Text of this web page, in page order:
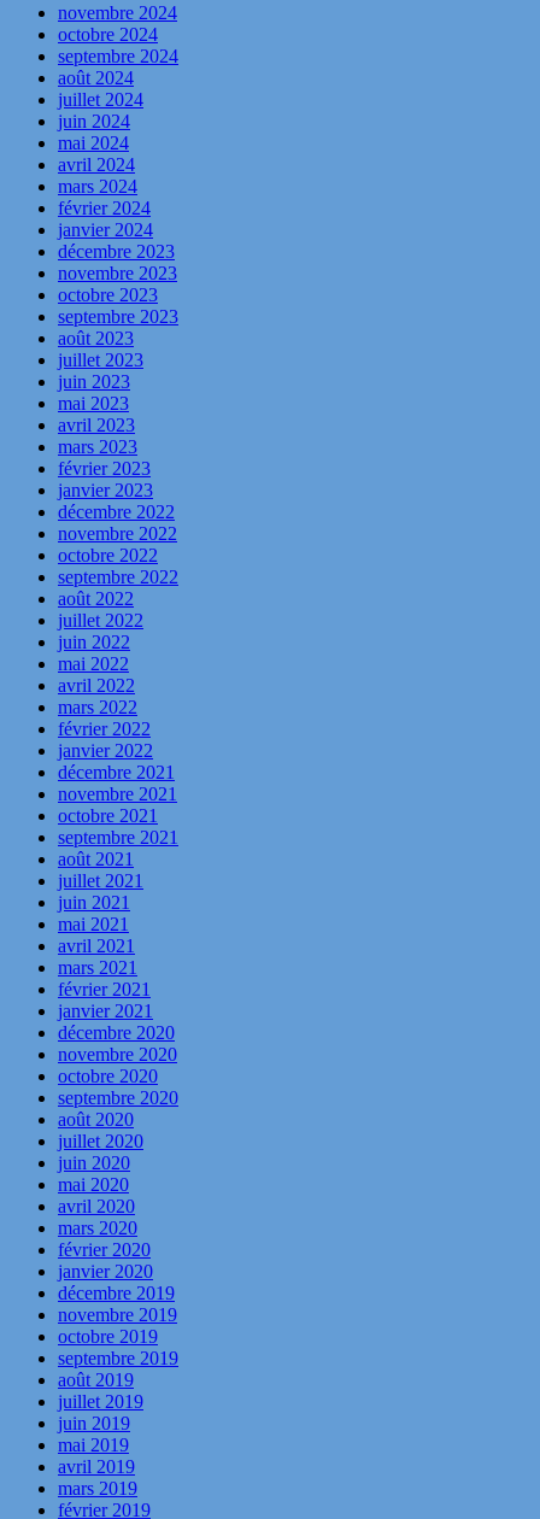
novembre 2024
octobre 2024
septembre 2024
août 2024
juillet 2024
juin 2024
mai 2024
avril 2024
mars 2024
février 2024
janvier 2024
décembre 2023
novembre 2023
octobre 2023
septembre 2023
août 2023
juillet 2023
juin 2023
mai 2023
avril 2023
mars 2023
février 2023
janvier 2023
décembre 2022
novembre 2022
octobre 2022
septembre 2022
août 2022
juillet 2022
juin 2022
mai 2022
avril 2022
mars 2022
février 2022
janvier 2022
décembre 2021
novembre 2021
octobre 2021
septembre 2021
août 2021
juillet 2021
juin 2021
mai 2021
avril 2021
mars 2021
février 2021
janvier 2021
décembre 2020
novembre 2020
octobre 2020
septembre 2020
août 2020
juillet 2020
juin 2020
mai 2020
avril 2020
mars 2020
février 2020
janvier 2020
décembre 2019
novembre 2019
octobre 2019
septembre 2019
août 2019
juillet 2019
juin 2019
mai 2019
avril 2019
mars 2019
février 2019